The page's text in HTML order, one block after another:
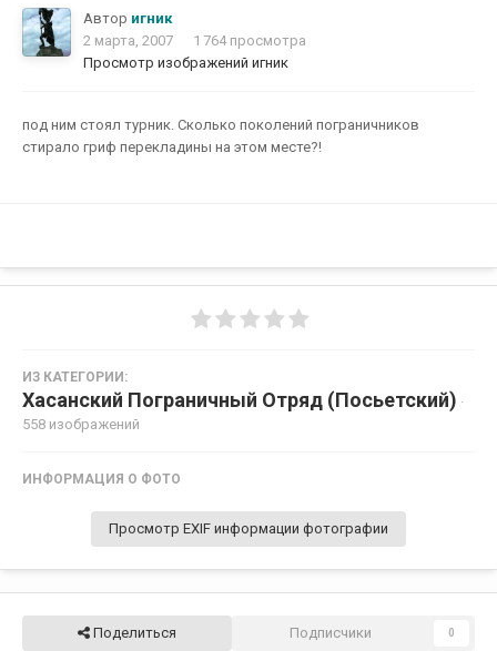
Автор игник
2 марта, 2007
1 764 просмотра
Просмотр изображений игник
под ним стоял турник. Сколько поколений пограничников
стирало гриф перекладины на этом месте?!
ИЗ КАТЕГОРИИ:
Хасанский Пограничный Отряд (Посьетский) ·
558 изображений
ИНФОРМАЦИЯ О ФОТО
Просмотр EXIF информации фотографии
Поделиться Подписчики 0